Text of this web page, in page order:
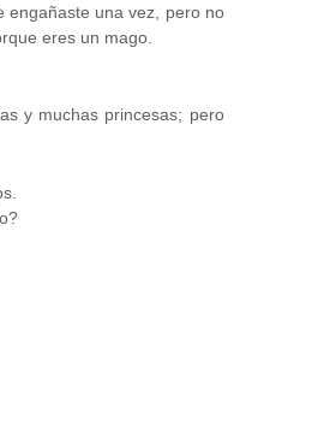
engañaste una vez, pero no
eres un mago.
y muchas princesas; pero